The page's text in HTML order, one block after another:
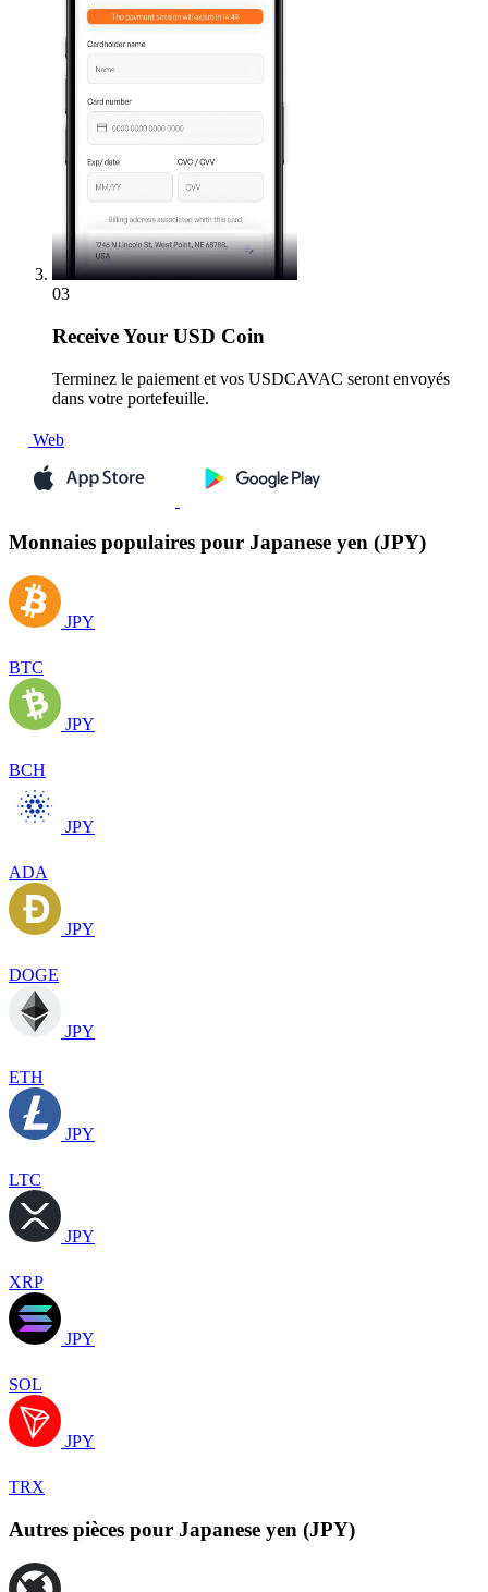
03
ReceiveYour USD Coin
Terminez le paiement et vos USDCAVAC seront envoyés
dans votre portefeuille.
Web
Monnaies populaires pour Japanese yen (JPY)
JPY
BTC
JPY
BCH
JPY
ADA
JPY
DOGE
JPY
ETH
JPY
LTC
JPY
XRP
JPY
SOL
JPY
TRX
Autres pièces pour Japanese yen (JPY)